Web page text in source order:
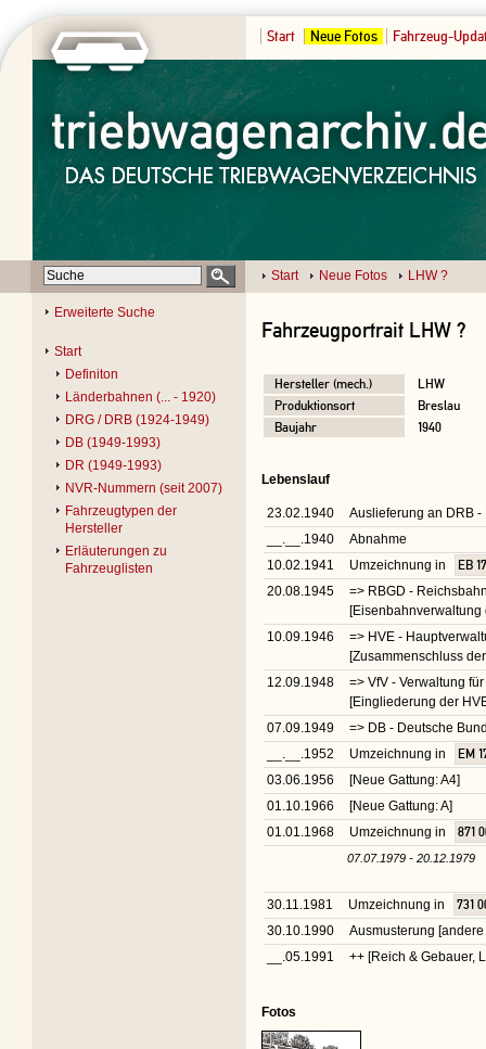
Start Neue Fotos Fahrzeug-
Start Neue Fotos LHW ?
Erweiterte Suche
Start
Definiton
Länderbahnen (... - 1920)
DRG / DRB (1924-1949)
DB (1949-1993)
DR (1949-1993)
NVR-Nummern (seit 2007)
Fahrzeugtypen der
Hersteller
Erläuterungen zu
Fahrzeuglisten
Fahrzeugportrait LHW ?
Hersteller (mech.)
LHW
Produktionsort
Breslau
Baujahr
1940
Lebenslauf
23.02.1940
Auslieferung an DRB
__.__.1940
Abnahme
10.02.1941
Umzeichnung in
EB
20.08.1945
=> RBGD -
[Eisenbahnverwaltung
10.09.1946
=> HVE -
[Zusammenschluss
12.09.1948
=> VfV - Verwaltung
[Eingliederung der
07.09.1949
=> DB - Deutsche
__.__.1952
Umzeichnung in
EM
03.06.1956
[Neue Gattung: A4]
01.10.1966
[Neue Gattung: A]
01.01.1968
Umzeichnung in 871
07.07.1979 - 20.12.1979
30.11.1981 Umzeichnung in
731
30.10.1990
Ausmusterung
__.05.1991
++ [Reich & Gebauer,
Fotos